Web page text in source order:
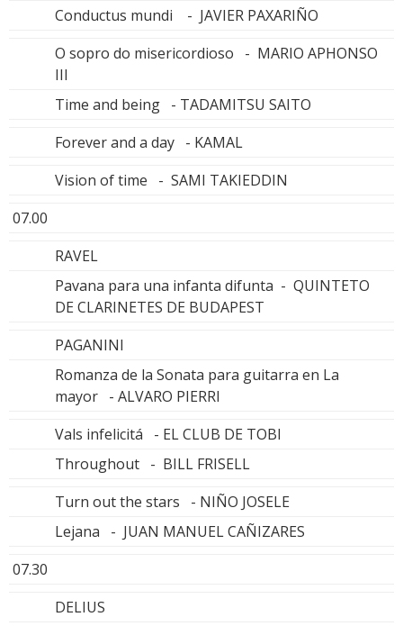
Conductus mundi - JAVIER PAXARIÑO
O sopro do misericordioso - MARIO APHONSO
III
Time and being - TADAMITSU SAITO
Forever and a day - KAMAL
Vision of time - SAMI TAKIEDDIN
07.00
RAVEL
Pavana para una infanta difunta - QUINTETO
DE CLARINETES DE BUDAPEST
PAGANINI
Romanza de la Sonata para guitarra en La
mayor - ALVARO PIERRI
Vals infelicitá - EL CLUB DE TOBI
Throughout - BILL FRISELL
Turn out the stars - NIÑO JOSELE
Lejana - JUAN MANUEL CAÑIZARES
07.30
DELIUS